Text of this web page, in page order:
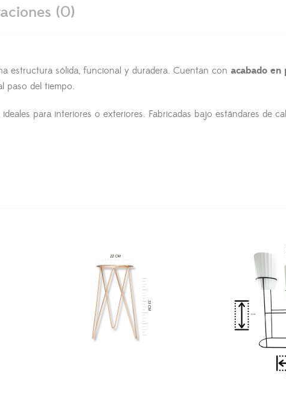
(0)
estructura sólida, funcional y duradera. Cuentan con acabado en
paso del tiempo.
para interiores o exteriores. Fabricadas bajo estándares de